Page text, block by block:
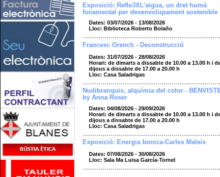
Exposició: Refle3XL’aigua, un dret humà
fonamental per desenvolupament sostenible
Dates: 03/07/2026 - 13/08/2026
Lloc: Biblioteca Roberto Bolaño
Francesc Orench - Deconstrucció
Dates: 31/07/2026 - 28/08/2026
Horari: de dimarts a dissabte de 10.00 a 13.00 h i
dijous a dissabte de 17.00 a 20.00 h
Lloc: Casa Saladrigas
Nudibranquis, alquímia del color -
by Anna Roser
Dates: 04/08/2026 - 29/09/2026
Horari: de dimarts a dissabte de 10.00 a 13.00 h i
dijous a dissabte de 17.00 a 20.00 h
Lloc: Casa Saladrigas
Exposició: Energia bonica-Carles Maleis
Dates: 07/08/2026 - 30/08/2026
Lloc: Sala Ma Luisa García-Tornel